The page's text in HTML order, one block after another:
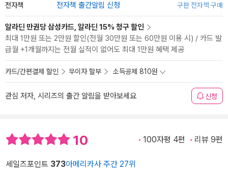
전자책 전자책 출간알림 신청 구판 전자책 구매
알라딘 만권당 삼성카드, 알라딘 15% 청구 할인
최대 1만원 또는 2만원 할인(전월 30만원 또는 60만원 이용 시) / 카드 발
급월 +1개월까지는 전월 실적이 없어도 최대 1만원 혜택 제공
카드/간편결제 할인 무이자 할부 소득공제 810원
관심 저자, 시리즈의 출간 알림을 받아보세요 신청
10 100자평 4편 리뷰 9편
세일즈포인트 373아메리카사 주간 27위